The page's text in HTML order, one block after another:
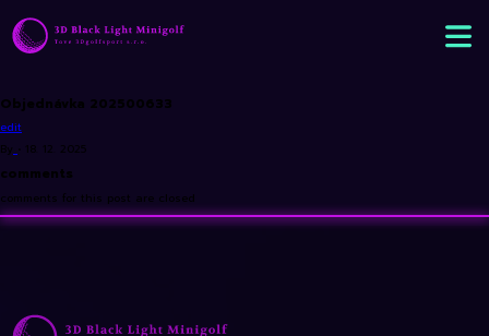
Objednávka 202500633
edit
By • 18. 12. 2025
comments
comments for this post are closed